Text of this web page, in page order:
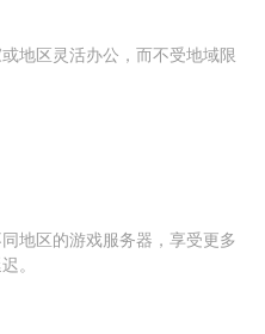
地区灵活办公，而不受地域限
地区的游戏服务器，享受更多
。